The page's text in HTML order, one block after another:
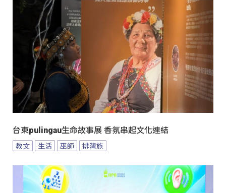
台東pulingau生命故事展 香氛串起文化連結
教文 生活 巫師 排灣族